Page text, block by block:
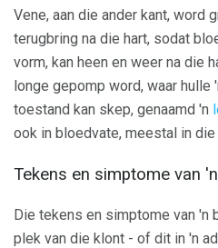
Vene, aan die ander kant, word
terugbring na die hart, sodat
vorm, kan heen en weer na die
longe gepomp word, waar
toestand kan skep, genaamd 'n
ook in bloedvate, meestal in die
Tekens en simptome van
Die tekens en simptome van
plek van die klont - of dit in 'n